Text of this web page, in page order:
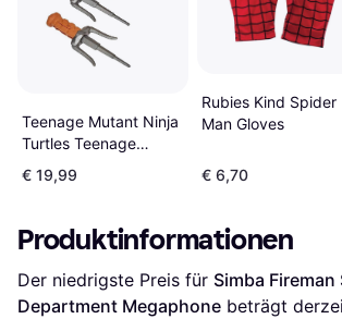
Teenage Mutant Ninja
Turtles Teenage
Mutant Ninja Turtles
Raphaels Sais-
€ 19,99
Rubies Kind Spider
Man Gloves
€ 6,70
Produktinformationen
Der niedrigste Preis für Simba Fireman
Department Megaphone beträgt